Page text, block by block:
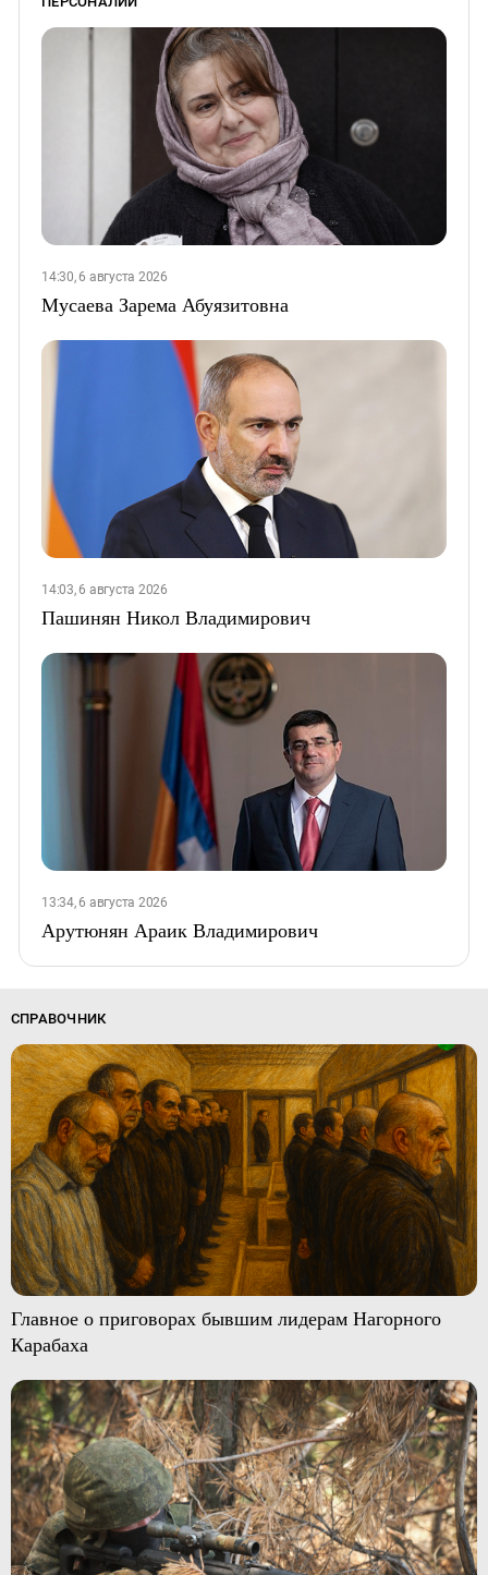
14:30, 6 августа 2026
Мусаева Зарема Абуязитовна
14:03, 6 августа 2026
Пашинян Никол Владимирович
13:34, 6 августа 2026
Арутюнян Араик Владимирович
СПРАВОЧНИК
Главное о приговорах бывшим лидерам Нагорного
Карабаха